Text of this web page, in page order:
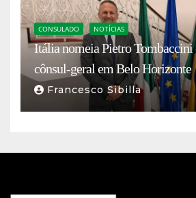
CONSULADO NOTÍCIAS
Itália nomeia Pietro Tombaccini
cônsul-geral em Belo Horizonte
Francesco Sibilla